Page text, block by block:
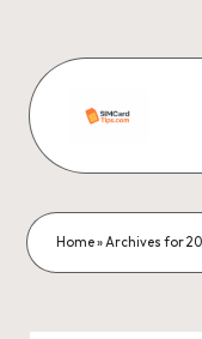
content
si
m
c
a
Home»Archives for